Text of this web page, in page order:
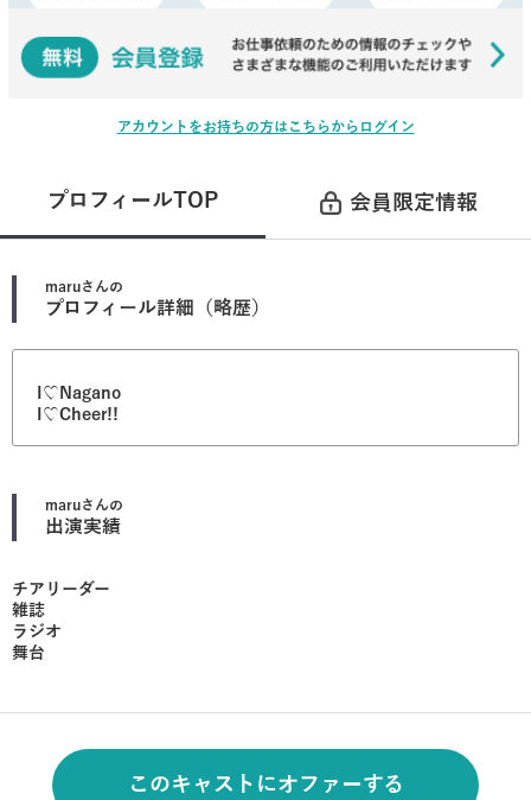
アカウントをお持ちの方はこちらからログイン
プロフィールTOP 会員限定情報
maruさんの
プロフィール詳細（略歴）
I♡Nagano
I♡Cheer!!
maruさんの
出演実績
チアリーダー
雑誌
ラジオ
舞台
このキャストにオファーする